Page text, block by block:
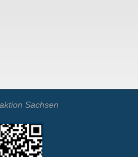
Sachsen